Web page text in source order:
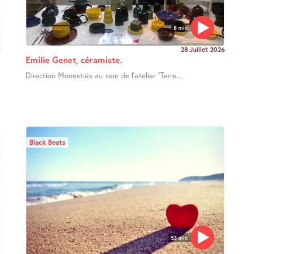
8 min
28 Juillet 2026
Emilie Genet, céramiste.
Direction Monestiés au sein de l’atelier "Terre...
53 min
Black Beats